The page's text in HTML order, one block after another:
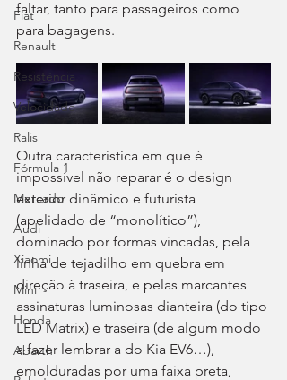
Fiat
Renault
Resistência
Velocidade
Ralis
Fórmula 1
Mercado
Audi
Xiaomi
Mini
Honda
Abarth
faltar, tanto para passageiros como
para bagagens.
Outra característica em que é
impossível não reparar é o design
exterior dinâmico e futurista
(apelidado de “monolítico”),
dominado por formas vincadas, pela
linha de tejadilho em quebra em
direção à traseira, e pelas marcantes
assinaturas luminosas dianteira (do tipo
LED Matrix) e traseira (de algum modo
a fazer lembrar a do Kia EV6…),
emolduradas por uma faixa preta,